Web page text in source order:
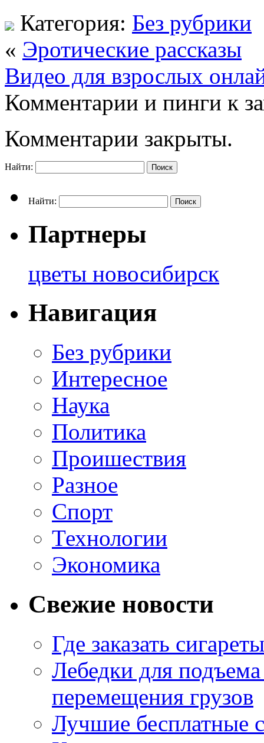
Категория: Без рубрики
« Эротические рассказы
Видео для взрослых
Комментарии и пинги к
Комментарии закрыты.
Найти:
Найти:
Партнеры
цветы новосибирск
Навигация
Без рубрики
Интересное
Наука
Политика
Проишествия
Разное
Спорт
Технологии
Экономика
Свежие новости
Где заказать
Лебедки для
перемещения грузов
Лучшие бесплатные